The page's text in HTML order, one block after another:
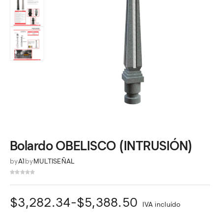
Bolardo OBELISCO (INTRUSIÓN)
byA1byMULTISEÑAL
$3,282.34-$5,388.50
Rango
IVA incluído